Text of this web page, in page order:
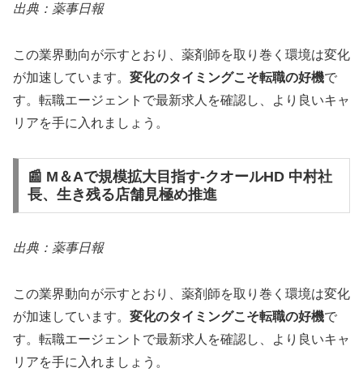
出典：薬事日報
この業界動向が示すとおり、薬剤師を取り巻く環境は変化
が加速しています。 変化のタイミングこそ転職の好機で
す。転職エージェントで最新求人を確認し、より良いキャ
リアを手に入れましょう。
📰 M＆Aで規模拡大目指す‐クオールHD 中村社
長、生き残る店舗見極め推進
出典：薬事日報
この業界動向が示すとおり、薬剤師を取り巻く環境は変化
が加速しています。 変化のタイミングこそ転職の好機で
す。転職エージェントで最新求人を確認し、より良いキャ
リアを手に入れましょう。